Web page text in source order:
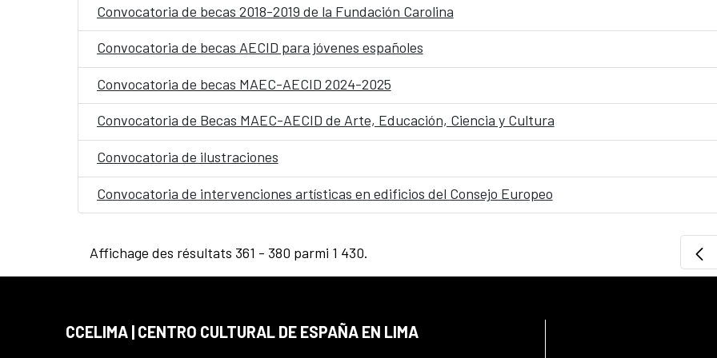
Convocatoria de becas 2018-2019 de la Fundación Carolina
Convocatoria de becas AECID para jóvenes españoles
Convocatoria de becas MAEC-AECID 2024-2025
Convocatoria de Becas MAEC-AECID de Arte, Educación, Ciencia y Cultura
Convocatoria de ilustraciones
Convocatoria de intervenciones artísticas en edificios del Consejo Europeo
Affichage des résultats 361 - 380 parmi 1 430.
CCELIMA | CENTRO CULTURAL DE ESPAÑA EN LIMA